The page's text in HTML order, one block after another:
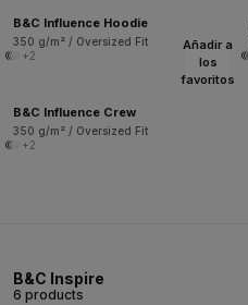
B&C Influence Hoodie
350 g/m² / Oversized Fit
+2
Añadir a
los
favoritos
B&C Influence Crew
350 g/m² / Oversized Fit
+2
B&C Inspire
6 products